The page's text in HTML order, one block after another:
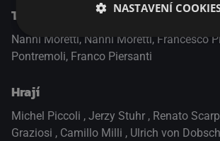
Tvůrci
Nanni Moretti, Nanni Moretti, Francesco
Pontremoli, Franco Piersanti
Hrají
Michel Piccoli , Jerzy Stuhr , Renato
Graziosi , Camillo Milli , Ulrich von
NASTAVENÍ